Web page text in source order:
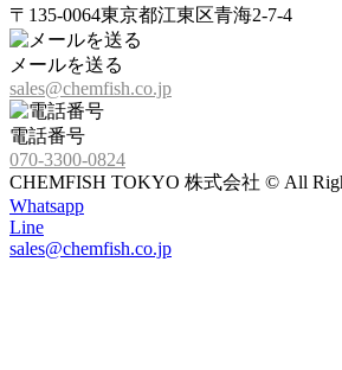
〒135-0064東京都江東区青海2-7-4
メールを送る
sales@chemfish.co.jp
電話番号
070-3300-0824
CHEMFISH TOKYO 株式会社 © All
Whatsapp
Line
sales@chemfish.co.jp